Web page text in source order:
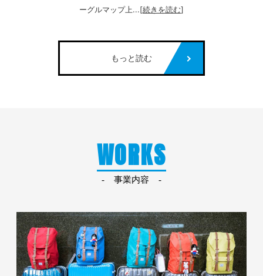
ーグルマップ上...[続きを読む]
もっと読む
WORKS
事業内容